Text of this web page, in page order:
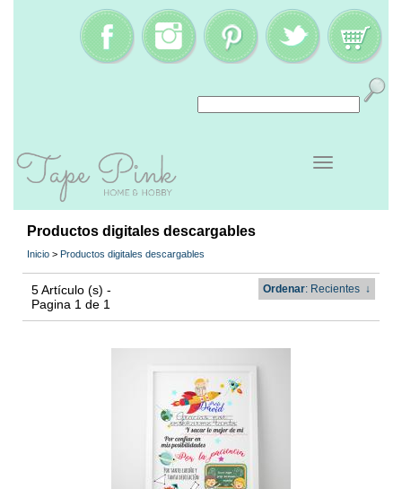
Productos digitales descargables
Inicio > Productos digitales descargables
5 Artículo (s) -
Pagina 1 de 1
Ordenar: Recientes↓